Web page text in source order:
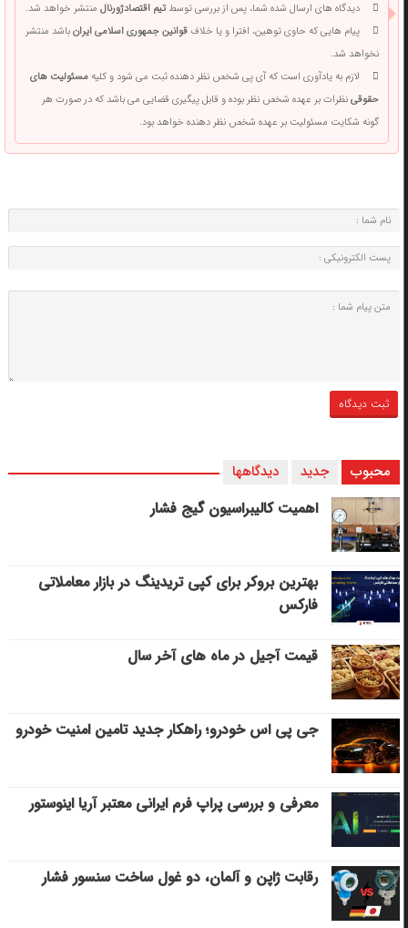
دیدگاه های ارسال شده شما، پس از بررسی توسطتیم اقتصادژورنالمنتشر خواهد شد.
پیام هایی که حاوی توهین، افترا و یا خلافقوانین جمهوری اسلامی ایرانباشد منتشر
نخواهد شد.
لازم به یادآوری است که آی پی شخص نظر دهنده ثبت می شود و کلیهمسئولیت های
حقوقینظرات بر عهده شخص نظر بوده و قابل پیگیری قضایی می باشد که در صورت هر
گونه شکایت مسئولیت بر عهده شخص نظر دهنده خواهد بود.
محبوب جدید دیدگاهها
اهمیت کالیبراسیون گیج فشار
بهترین بروکر برای کپی‌ تریدینگ در بازار معاملاتی
فارکس
قیمت آجیل در ماه های آخر سال
جی پی اس خودرو؛ راهکار جدید تامین امنیت خودرو
معرفی و بررسی پراپ فرم ایرانی معتبر آریا اینوستور
رقابت ژاپن و آلمان، دو غول ساخت سنسور فشار